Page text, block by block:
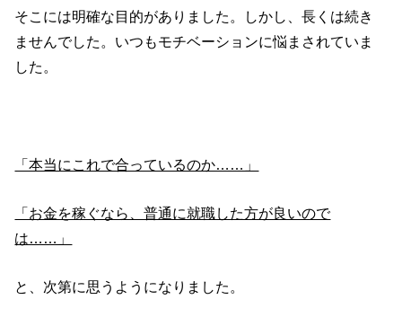
そこには明確な目的がありました。しかし、長くは続き
ませんでした。いつもモチベーションに悩まされていま
した。
「本当にこれで合っているのか……」
「お金を稼ぐなら、普通に就職した方が良いので
は……」
と、次第に思うようになりました。